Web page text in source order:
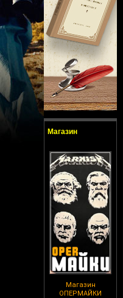
Магазин
Магазин
ОПЕРМАЙКИ